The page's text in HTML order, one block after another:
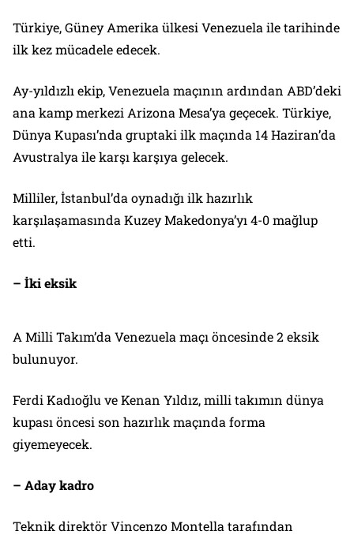
Türkiye, Güney Amerika ülkesi Venezuela ile tarihinde
ilk kez mücadele edecek.
Ay-yıldızlı ekip, Venezuela maçının ardından ABD’deki
ana kamp merkezi Arizona Mesa’ya geçecek. Türkiye,
Dünya Kupası’nda gruptaki ilk maçında 14 Haziran’da
Avustralya ile karşı karşıya gelecek.
Milliler, İstanbul’da oynadığı ilk hazırlık
karşılaşamasında Kuzey Makedonya’yı 4-0 mağlup
etti.
– İki eksik
A Milli Takım’da Venezuela maçı öncesinde 2 eksik
bulunuyor.
Ferdi Kadıoğlu ve Kenan Yıldız, milli takımın dünya
kupası öncesi son hazırlık maçında forma
giyemeyecek.
– Aday kadro
Teknik direktör Vincenzo Montella tarafından